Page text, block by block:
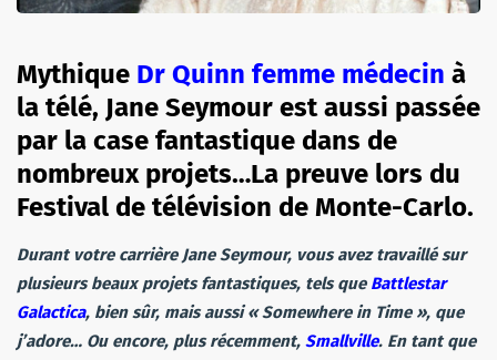
Mythique Dr Quinn femme médecin à
la télé, Jane Seymour est aussi passée
par la case fantastique dans de
nombreux projets…La preuve lors du
Festival de télévision de Monte-Carlo.
Durant votre carrière Jane Seymour, vous avez travaillé sur
plusieurs beaux projets fantastiques, tels que Battlestar
Galactica, bien sûr, mais aussi « Somewhere in Time », que
j’adore… Ou encore, plus récemment, Smallville. En tant que